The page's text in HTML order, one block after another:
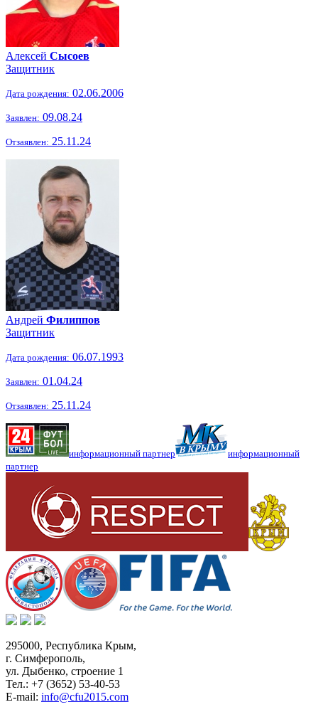
Алексей Сысоев
Защитник
Дата рождения: 02.06.2006
Заявлен: 09.08.24
Отзаявлен: 25.11.24
Андрей Филиппов
Защитник
Дата рождения: 06.07.1993
Заявлен: 01.04.24
Отзаявлен: 25.11.24
информационный партнер
информационный
партнер
295000, Республика Крым,
г. Симферополь,
ул. Дыбенко, строение 1
Тел.: +7 (3652) 53-40-53
E-mail: info@cfu2015.com